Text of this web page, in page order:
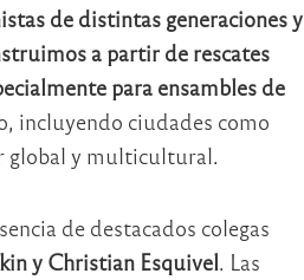
de distintas generaciones y
a partir de rescates
para ensambles de
incluyendo ciudades como
global y multicultural.
de destacados colegas
y Christian Esquivel. Las